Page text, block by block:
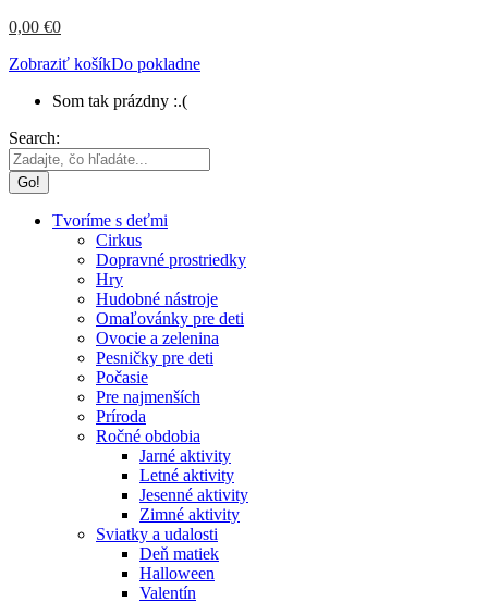
0,00 €0
Zobraziť košíkDo pokladne
Som tak prázdny :.(
Search:
Tvoríme s deťmi
Cirkus
Dopravné prostriedky
Hry
Hudobné nástroje
Omaľovánky pre deti
Ovocie a zelenina
Pesničky pre deti
Počasie
Pre najmenších
Príroda
Ročné obdobia
Jarné aktivity
Letné aktivity
Jesenné aktivity
Zimné aktivity
Sviatky a udalosti
Deň matiek
Halloween
Valentín